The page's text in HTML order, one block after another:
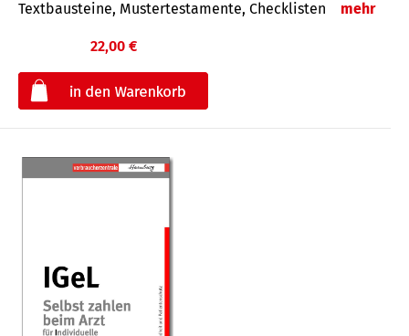
Textbausteine, Mustertestamente, Checklisten mehr
22,00 €